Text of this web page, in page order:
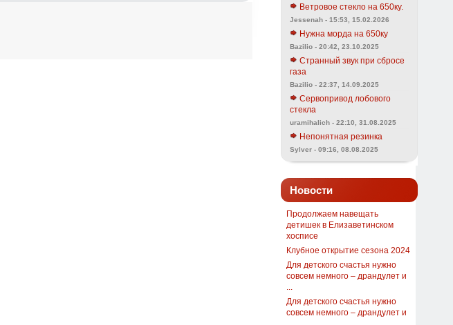
Ветровое стекло на 650ку.
Jessenah - 15:53, 15.02.2026
Нужна морда на 650ку
Bazilio - 20:42, 23.10.2025
Странный звук при сбросе
газа
Bazilio - 22:37, 14.09.2025
Сервопривод лобового
стекла
uramihalich - 22:10, 31.08.2025
Непонятная резинка
Sylver - 09:16, 08.08.2025
Новости
Продолжаем навещать
детишек в Елизаветинском
хосписе
Клубное открытие сезона 2024
Для детского счастья нужно
совсем немного – драндулет и
Для детского счастья нужно
совсем немного – драндулет и